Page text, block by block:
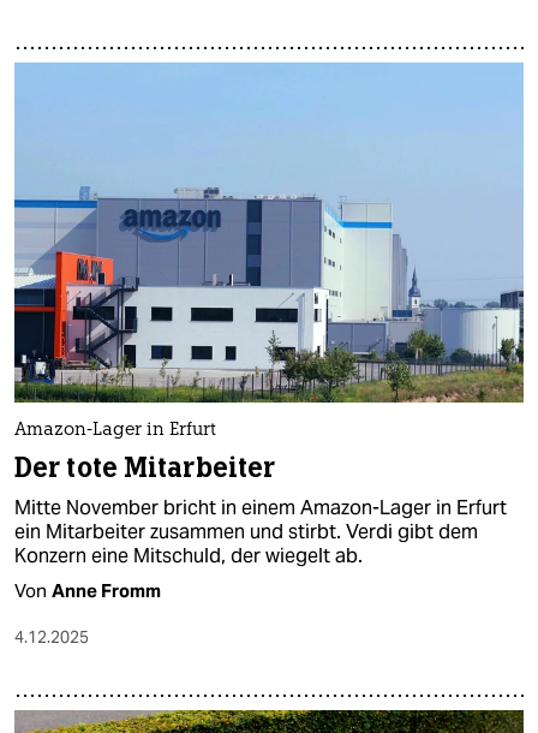
Amazon-Lager in Erfurt
Der tote Mitarbeiter
Mitte November bricht in einem Amazon-Lager in Erfurt
ein Mitarbeiter zusammen und stirbt. Verdi gibt dem
Konzern eine Mitschuld, der wiegelt ab.
Von Anne Fromm
4.12.2025